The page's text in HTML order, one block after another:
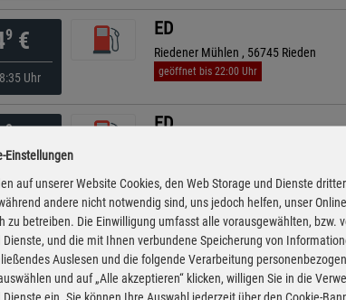
9€
Uhr
ED
Riedener Mühlen , 56745 Rieden
geöffnet bis 22:00 Uhr
9€ ED
9€
Uhr
ED
Brohltalstraße 10, 56651 Oberzissen
geöffnet bis 22:00 Uhr
Einstellungen
auf unserer Website Cookies, den Web Storage und Dienste
andere nicht notwendig sind, uns jedoch helfen, unser
zu betreiben. Die Einwilligung umfasst alle vorausgewählten, bzw.
Dienste, und die mit Ihnen verbundene Speicherung von
Auslesen und die folgende Verarbeitung
und auf „Alle akzeptieren“ klicken, willigen Sie in die
Dienste ein. Sie können Ihre Auswahl jederzeit über den Cookie-